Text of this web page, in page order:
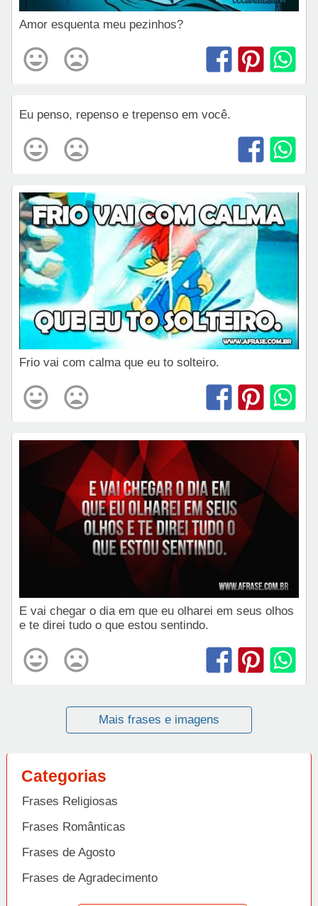
Amor esquenta meu pezinhos?
Eu penso, repenso e trepenso em você.
Frio vai com calma que eu to solteiro.
E vai chegar o dia em que eu olharei em seus olhos
e te direi tudo o que estou sentindo.
Mais frases e imagens
Categorias
Frases Religiosas
Frases Românticas
Frases de Agosto
Frases de Agradecimento
Frases de Amizade